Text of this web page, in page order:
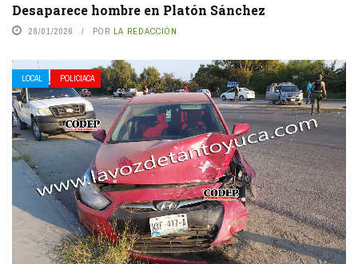
Desaparece hombre en Platón Sánchez
28/01/2026 POR LA REDACCIÓN
LOCAL POLICIACA